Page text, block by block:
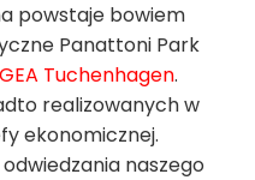
powstaje bowiem
Panattoni Park
GEA Tuchenhagen.
realizowanych w
ekonomicznej.
naszego